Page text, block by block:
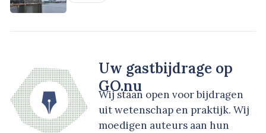
Uw gastbijdrage op
GO.nu
Wij staan open voor bijdragen
uit wetenschap en praktijk. Wij
moedigen auteurs aan hun